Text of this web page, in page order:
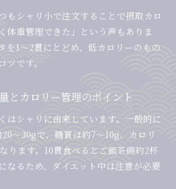
もシャリ小で注文することで摂取カロ
体重管理できた」という声もありま
を1～2貫にとどめ、低カロリーのもの
ツです。
とカロリー管理のポイント
はシャリに由来しています。一般的に
～30gで、糖質は約7～10g、カロリ
ります。10貫食べるとご飯茶碗約2杯
なるため、ダイエット中は注意が必要